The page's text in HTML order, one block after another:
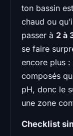
ton bassin
chaud ou
passer à 2 à
se faire
encore plus :
composés
pH, donc le
une zone
Checklist